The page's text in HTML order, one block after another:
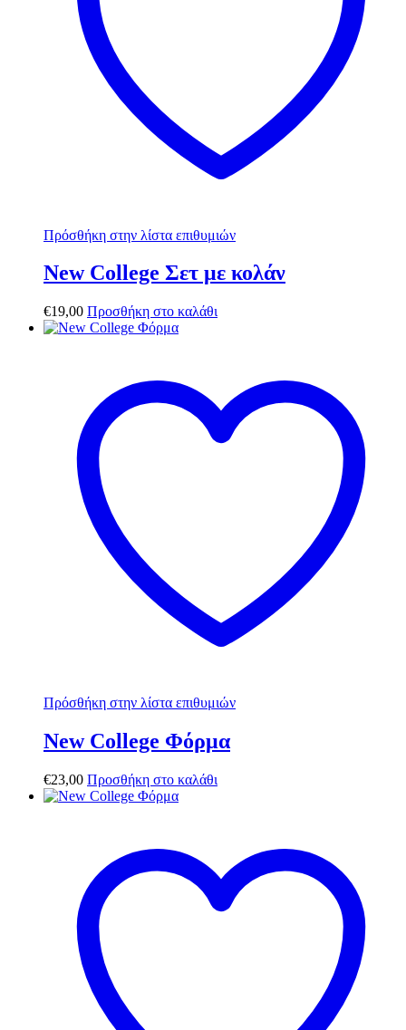
Πρόσθήκη στην λίστα επιθυμιών
New College Σετ με κολάν
€19,00 Προσθήκη στο καλάθι
Πρόσθήκη στην λίστα επιθυμιών
New College Φόρμα
€23,00 Προσθήκη στο καλάθι